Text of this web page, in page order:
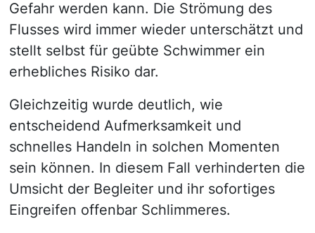
Gefahr werden kann. Die Strömung des
Flusses wird immer wieder unterschätzt und
stellt selbst für geübte Schwimmer ein
erhebliches Risiko dar.
Gleichzeitig wurde deutlich, wie
entscheidend Aufmerksamkeit und
schnelles Handeln in solchen Momenten
sein können. In diesem Fall verhinderten die
Umsicht der Begleiter und ihr sofortiges
Eingreifen offenbar Schlimmeres.